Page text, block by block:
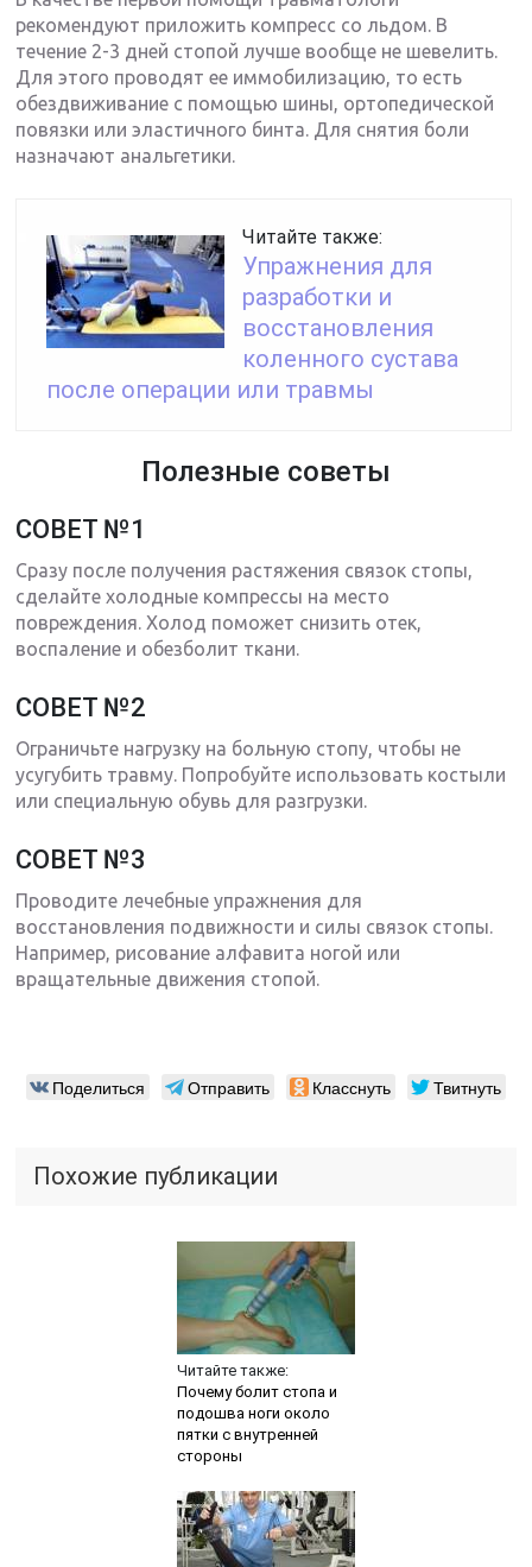
рекомендуют приложить компресс со льдом. В
течение 2-3 дней стопой лучше вообще не шевелить.
Для этого проводят ее иммобилизацию, то есть
обездвиживание с помощью шины, ортопедической
повязки или эластичного бинта. Для снятия боли
назначают анальгетики.
Читайте также:
Упражнения для
разработки и
восстановления
коленного сустава
после операции или травмы
Полезные советы
СОВЕТ №1
Сразу после получения растяжения связок стопы,
сделайте холодные компрессы на место
повреждения. Холод поможет снизить отек,
воспаление и обезболит ткани.
СОВЕТ №2
Ограничьте нагрузку на больную стопу, чтобы не
усугубить травму. Попробуйте использовать костыли
или специальную обувь для разгрузки.
СОВЕТ №3
Проводите лечебные упражнения для
восстановления подвижности и силы связок стопы.
Например, рисование алфавита ногой или
вращательные движения стопой.
Поделиться Отправить Класснуть Твитнуть
Похожие публикации
Читайте также:
Почему болит стопа и
подошва ноги около
пятки с внутренней
стороны